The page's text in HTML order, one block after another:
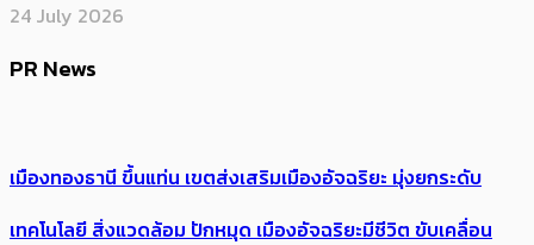
24 July 2026
PR News
เมืองทองธานี ขึ้นแท่น เขตส่งเสริมเมืองอัจฉริยะ มุ่งยกระดับ
เทคโนโลยี สิ่งแวดล้อม ปักหมุด เมืองอัจฉริยะมีชีวิต ขับเคลื่อน